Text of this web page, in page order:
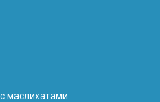
маслихатами